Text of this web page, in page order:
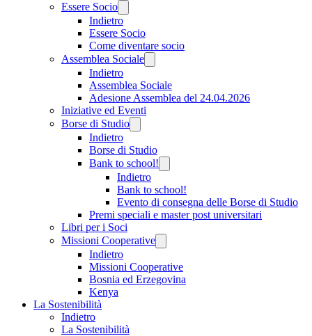
Essere Socio
Indietro
Essere Socio
Come diventare socio
Assemblea Sociale
Indietro
Assemblea Sociale
Adesione Assemblea del 24.04.2026
Iniziative ed Eventi
Borse di Studio
Indietro
Borse di Studio
Bank to school!
Indietro
Bank to school!
Evento di consegna delle Borse di Studio
Premi speciali e master post universitari
Libri per i Soci
Missioni Cooperative
Indietro
Missioni Cooperative
Bosnia ed Erzegovina
Kenya
La Sostenibilità
Indietro
La Sostenibilità